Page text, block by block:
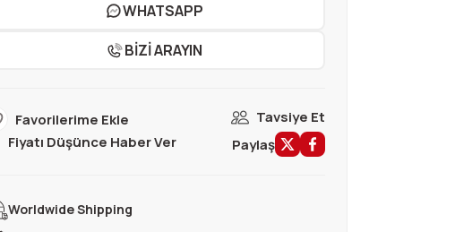
WHATSAPP
BİZİ ARAYIN
Tavsiye Et
Fiyatı Düşünce Haber Ver
Paylaş
Worldwide Shipping